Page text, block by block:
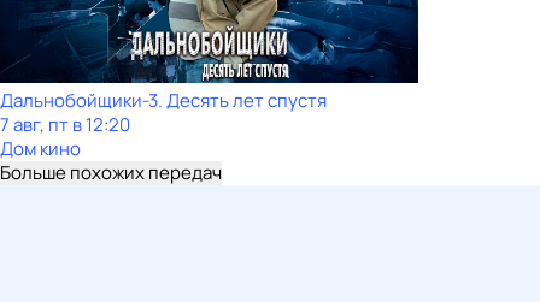
Дальнобойщики-3. Десять лет спустя
7 авг, пт в 12:20
Дом кино
Больше похожих передач